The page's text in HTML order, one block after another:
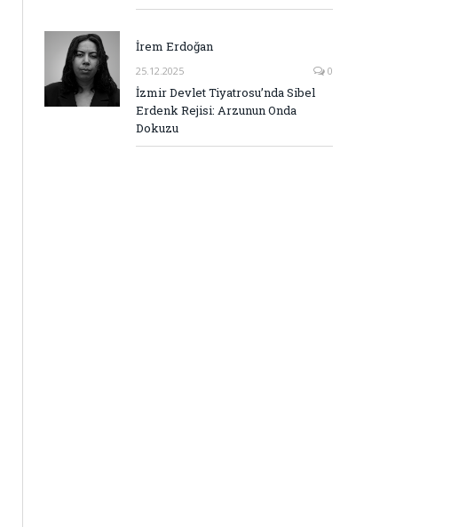
İrem Erdoğan
25.12.2025 0
İzmir Devlet Tiyatrosu’nda Sibel
Erdenk Rejisi: Arzunun Onda
Dokuzu